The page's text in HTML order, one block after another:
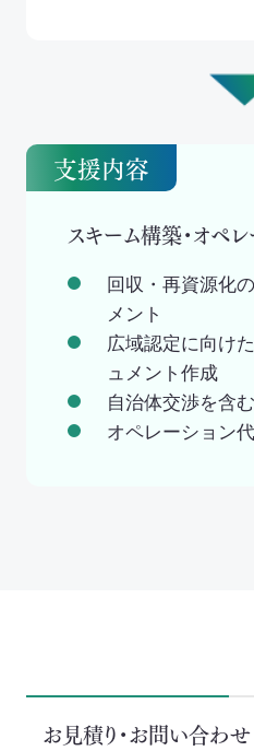
支援内容
スキーム構築・オペ
回収・再資源化
メント
広域認定に向け
ュメント作成
自治体交渉を含
オペレーション
お見積り・お問い合わせ